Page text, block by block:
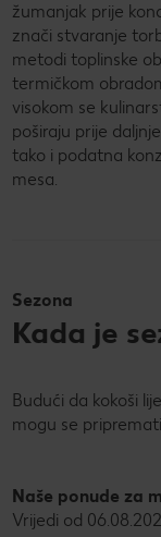
žumanjak prije
znači stvaranje
metodi toplinske
termičkom
visokom se
poširaju prije
tako i podatna
mesa.
Sezona
Kada je
Budući da kokoši
mogu se
Naše ponude za
Vrijedi od